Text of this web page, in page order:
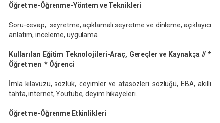
Öğretme-Öğrenme-Yöntem ve Teknikleri
Soru-cevap, seyretme, açıklamalı seyretme ve dinleme, açıklayıcı
anlatım, inceleme, uygulama
Kullanılan Eğitim Teknolojileri-Araç, Gereçler ve Kaynakça // *
Öğretmen * Öğrenci
İmla kılavuzu, sözlük, deyimler ve atasözleri sözlüğü, EBA, akıllı
tahta, internet, Youtube, deyim hikayeleri…
Öğretme-Öğrenme Etkinlikleri